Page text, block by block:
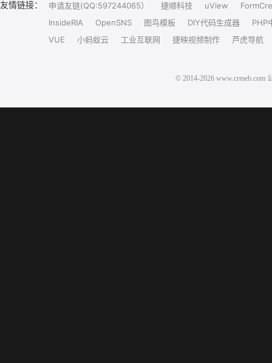
友情链接： 申请友链(QQ:597244065） 捷顺科技 uView
InsideRIA
OpenSNS 图鸟模板 DIY代码生成器
PHP
VUE
小蚂蚁云 工业互联网 捷映视频制作 芦虎导航
© 2014-2026